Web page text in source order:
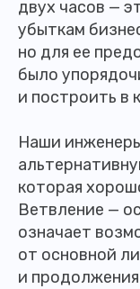
двух часов —
убыткам
но для ее
было
и построить в
Наши
которая
Ветвление —
означает
от основной
и